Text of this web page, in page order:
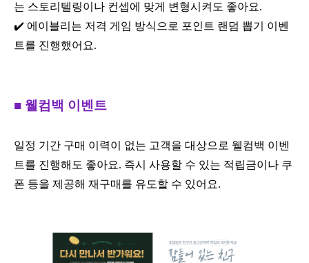
는 스토리텔링이나 컨셉에 맞게 변형시켜도 좋아요.
✔️ 에이블리는 저격 게임 방식으로 포인트 랜덤 뽑기 이벤
트를 진행했어요.
■ 웰컴백 이벤트
일정 기간 구매 이력이 없는 고객을 대상으로 웰컴백 이벤
트를 진행해도 좋아요. 즉시 사용할 수 있는 적립금이나 쿠
폰 등을 제공해 재구매를 유도할 수 있어요.